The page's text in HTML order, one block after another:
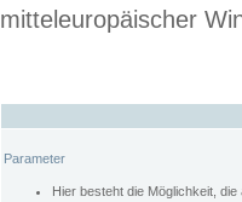
mitteleuropäischer
Parameter
Hier besteht die Möglichkeit,